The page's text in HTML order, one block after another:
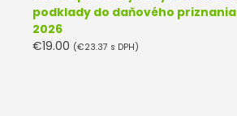
podklady do daňového
2026
€19.00 (€23.37 s DPH)